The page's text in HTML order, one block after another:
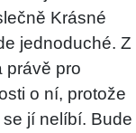
Krásné
jednoduché. Z
právě pro
o ní, protože
jí nelíbí. Bude